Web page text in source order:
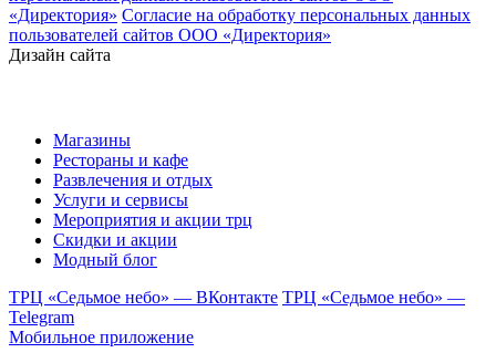
«Директория» Согласие на обработку персональных данных
пользователей сайтов ООО «Директория»
Дизайн сайта
Магазины
Рестораны и кафе
Развлечения и отдых
Услуги и сервисы
Мероприятия и акции трц
Скидки и акции
Модный блог
ТРЦ «Седьмое небо» — ВКонтакте ТРЦ «Седьмое небо» —
Telegram
Мобильное приложение